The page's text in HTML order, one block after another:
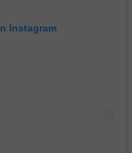
Instagram